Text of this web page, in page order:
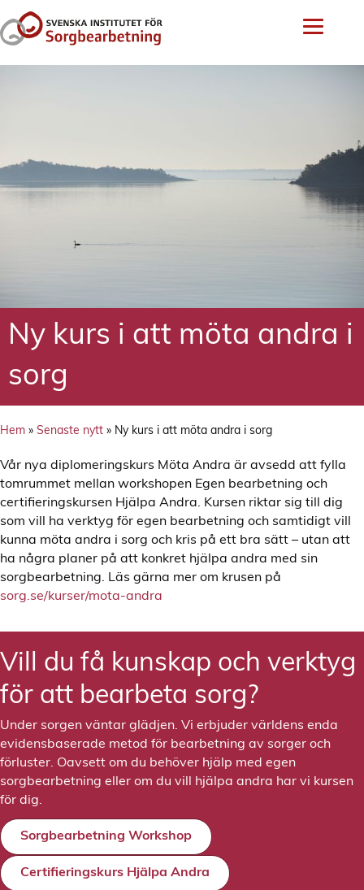
Ny kurs i att möta andra i
sorg
Hem » Senaste nytt » Ny kurs i att möta andra i sorg
Vår nya diplomeringskurs Möta Andra är avsedd att fylla
tomrummet mellan workshopen Egen bearbetning och
certifieringskursen Hjälpa Andra. Kursen riktar sig till dig
som vill ha verktyg för egen bearbetning och samtidigt vill
kunna möta andra i sorg och kris på ett bra sätt – utan att
ha några planer på att konkret hjälpa andra med sin
sorgbearbetning. Läs gärna mer om krusen på
sorg.se/kurser/mota-andra
Vill du få kunskap och verktyg
för att bearbeta sorg?
Under sorgen väntar glädjen. Vi erbjuder världens enda
evidensbaserade metod för bearbetning av sorger och
förluster. Oavsett om du behöver hjälp med egen
sorgbearbetning eller om du vill hjälpa andra har vi kursen
för dig.
Sorgbearbetning Workshop
Certifieringskurs Hjälpa Andra